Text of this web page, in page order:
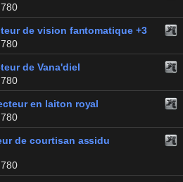
780
de vision fantomatique +3
780
de Vana'diel
780
en laiton royal
780
de courtisan assidu
780